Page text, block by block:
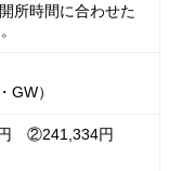
所時間に合わせた
GW）
②241,334円